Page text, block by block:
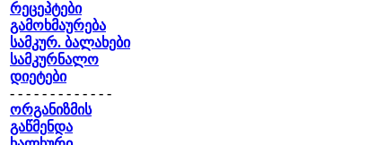
რეცეპტები
გამოხმაურება
სამკურ. ბალახები
სამკურნალო
დიეტები
- - - - - - - - - - - - -
ორგანიზმის
გაწმენდა